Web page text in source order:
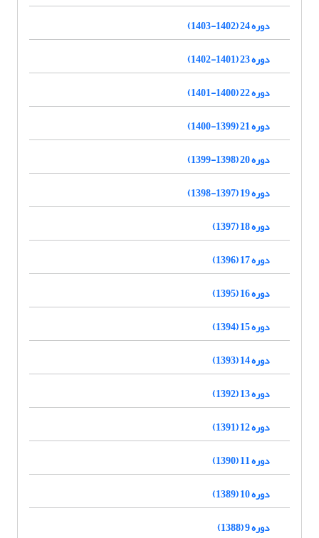
دوره 24 (1402-1403)
دوره 23 (1401-1402)
دوره 22 (1400-1401)
دوره 21 (1399-1400)
دوره 20 (1398-1399)
دوره 19 (1397-1398)
دوره 18 (1397)
دوره 17 (1396)
دوره 16 (1395)
دوره 15 (1394)
دوره 14 (1393)
دوره 13 (1392)
دوره 12 (1391)
دوره 11 (1390)
دوره 10 (1389)
دوره 9 (1388)